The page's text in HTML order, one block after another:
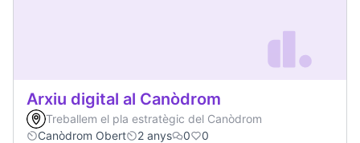
Arxiu digital al Canòdrom
Treballem el pla estratègic del Canòdrom
Canòdrom Obert
2 anys 0 0